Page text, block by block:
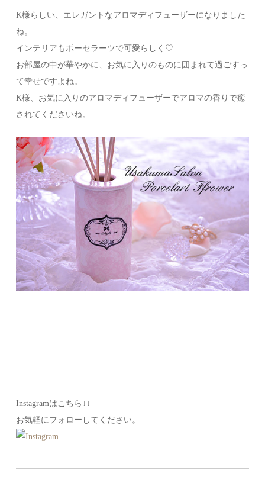
K様らしい、エレガントなアロマディフューザーになりました
ね。
インテリアもポーセラーツで可愛らしく♡
お部屋の中が華やかに、お気に入りのものに囲まれて過ごすっ
て幸せですよね。
K様、お気に入りのアロマディフューザーでアロマの香りで癒
されてくださいね。
Instagramはこちら↓↓
お気軽にフォローしてください。